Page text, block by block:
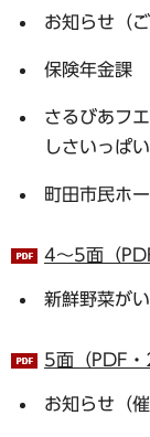
お知らせ（
保険年金課
さるびあフ
しさいっぱ
町田市民ホ
4～5面（
新鮮野菜が
5面（PDF・
お知らせ（催